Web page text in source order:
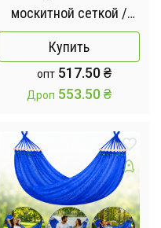
москитной сеткой /
Гамак-спальный мешок
с карманом 220x120 см
Синий
Купить
опт 517.50₴
Дроп 553.50₴